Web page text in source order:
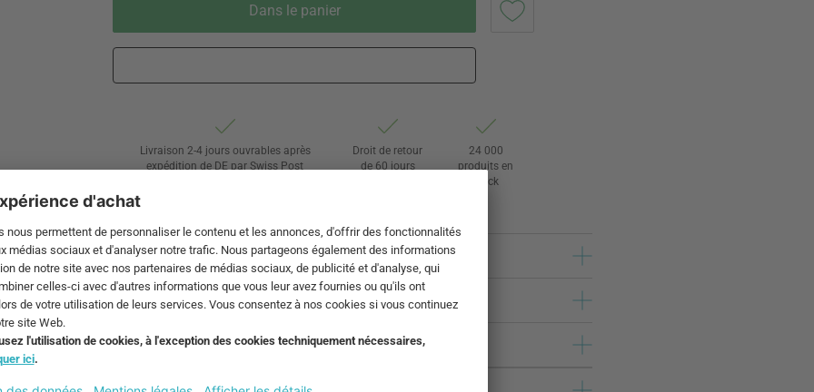
Dans le panier
Livraison 2-4 jours ouvrables après
expédition de DE par Swiss Post
Droit de retour
de 60 jours
24 000
produits en
stock